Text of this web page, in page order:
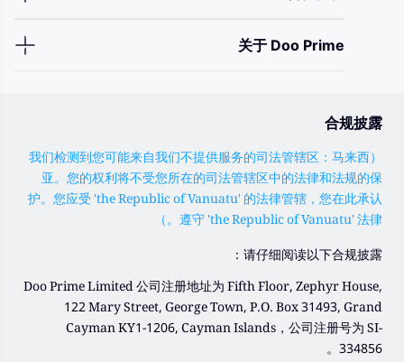
关于 Doo Prime
合规披露
（我们检测到您可能来自我们不提供服务的司法管辖区：马来西
亚。您的权利将不受您所在的司法管辖区中的法律和法规的保
护。您应受 'the Republic of Vanuatu' 的法律管辖，您在此承认
遵守 'the Republic of Vanuatu' 法律。）
请仔细阅读以下合规披露：
Doo Prime Limited 公司注册地址为 Fifth Floor, Zephyr House,
122 Mary Street, George Town, P.O. Box 31493, Grand
Cayman KY1-1206, Cayman Islands，公司注册号为 SI-
334856。